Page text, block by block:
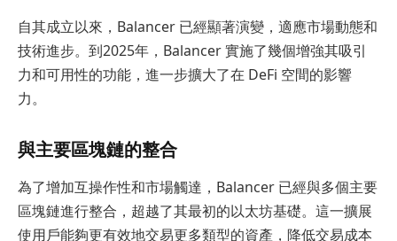
自其成立以來，Balancer 已經顯著演變，適應市場動態和
技術進步。到2025年，Balancer 實施了幾個增強其吸引
力和可用性的功能，進一步擴大了在 DeFi 空間的影響
力。
與主要區塊鏈的整合
為了增加互操作性和市場觸達，Balancer 已經與多個主要
區塊鏈進行整合，超越了其最初的以太坊基礎。這一擴展
使用戶能夠更有效地交易更多類型的資產，降低交易成本